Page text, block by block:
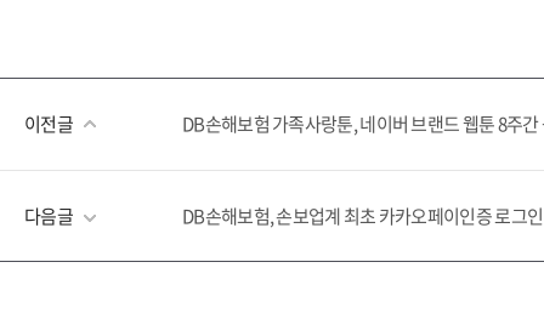
이전글 DB손해보험 가족사랑툰, 네이버 브랜드 웹툰 8주간
다음글 DB손해보험, 손보업계 최초 카카오페이인증 로그